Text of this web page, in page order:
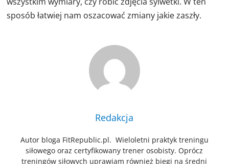
sposób łatwiej nam oszacować zmiany jakie zaszły.
Redakcja
Autor bloga FitRepublic.pl. Wieloletni praktyk treningu
siłowego oraz certyfikowany trener osobisty. Oprócz
treningów siłowych uprawiam również biegi na średni